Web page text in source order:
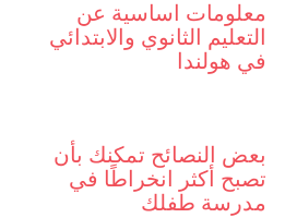
معلومات اساسية عن
التعليم الثانوي والابتدائي
في هولندا
بعض النصائح تمكنك بأن
تصبح أكثر انخراطًا في
مدرسة طفلك